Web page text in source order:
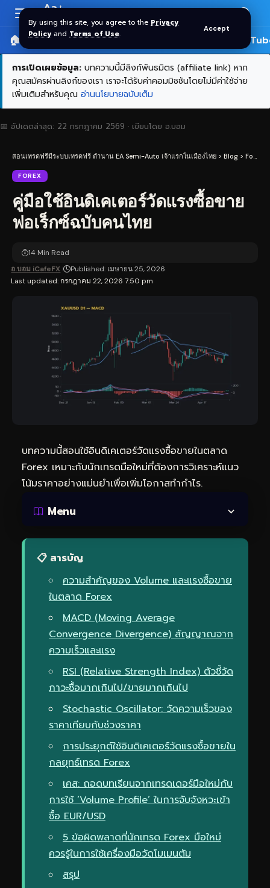
By using this site, you agree to the Privacy
Policy and Terms of Use.
Accept
Resizer
Aa
🏠 หน้าแรก ราคาทอง SPDR 🎬
การเปิดเผยข้อมูล: บทความนี้มีลิงก์พันธมิตร (affiliate link) หาก
คุณสมัครผ่านลิงก์ของเรา เราจะได้รับค่าคอมมิชชันโดยไม่มีค่าใช้จ่าย
เพิ่มเติมสำหรับคุณ อ่านนโยบายฉบับเต็ม
📅 อัปเดตล่าสุด: 22 กรกฎาคม 2569 · เขียนโดย อ.บอม
สอนเทรดฟรีมีระบบเทรดฟรี ตำนาน EA Semi-Auto เจ้าแรกในเมืองไทย > Blog > Forex
FOREX
คู่มือใช้อินดิเคเตอร์วัดแรงซื้อขาย
ฟอเร็กซ์ฉบับคนไทย
Last updated: กรกฎาคม 22, 2026 7:50 pm
อ.บอม iCafeFX Published: เมษายน 25, 2026
14 Min Read
บทความนี้สอนใช้อินดิเคเตอร์วัดแรงซื้อขายในตลาด
Forex เหมาะกับนักเทรดมือใหม่ที่ต้องการวิเคราะห์แนว
โน้มราคาอย่างแม่นยำเพื่อเพิ่มโอกาสทำกำไร.
Menu
📋 สารบัญ
ความสำคัญของ Volume และแรงซื้อขาย
ในตลาด Forex
MACD (Moving Average
Convergence Divergence) สัญญาณจาก
ความเร็วและแรง
RSI (Relative Strength Index) ตัวชี้วัด
ภาวะซื้อมากเกินไป/ขายมากเกินไป
Stochastic Oscillator: วัดความเร็วของ
ราคาเทียบกับช่วงราคา
การประยุกต์ใช้อินดิเคเตอร์วัดแรงซื้อขายใน
กลยุทธ์เทรด Forex
เคส: ถอดบทเรียนจากเทรดเดอร์มือใหม่กับ
การใช้ ‘Volume Profile’ ในการจับจังหวะเข้า
ซื้อ EUR/USD
5 ข้อผิดพลาดที่นักเทรด Forex มือใหม่
ควรรู้ในการใช้เครื่องมือวัดโมเมนตัม
สรุป